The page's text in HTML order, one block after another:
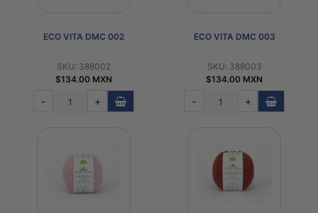
ECO VITA DMC 002
SKU: 388002
$134.00 MXN
- +
ECO VITA DMC 003
SKU: 388003
$134.00 MXN
- +